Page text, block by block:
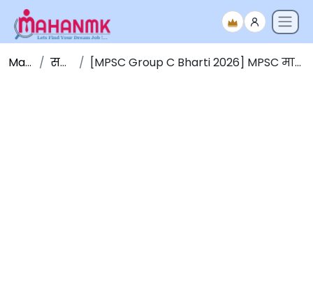
Maha NMK सर्व जाहिराती [MPSC Group C Bharti 2026] MPSC मार्फत ‘गट-क’ पदांच्या 5707 जागांसाठी भरती 2026 [मुदतवाढ]